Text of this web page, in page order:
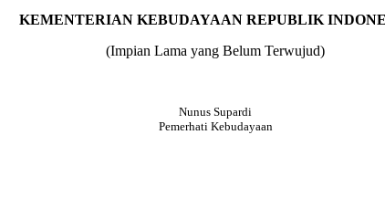
KEMENTERIAN KEBUDAYAAN REPUBLIK
(Impian Lama yang Belum Terwujud)
Nunus Supardi
Pemerhati Kebudayaan